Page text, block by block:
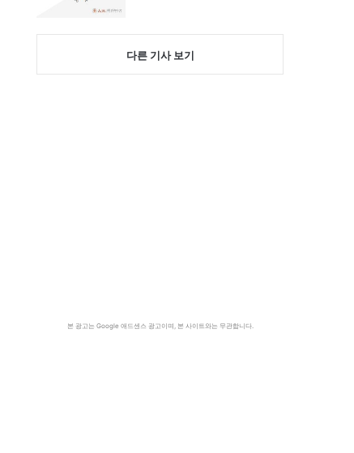
다른 기사 보기
본 광고는 Google 애드센스 광고이며, 본 사이트와는 무관합니다.